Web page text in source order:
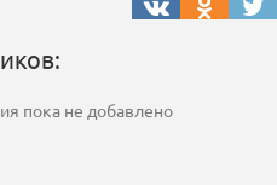
пока не добавлено